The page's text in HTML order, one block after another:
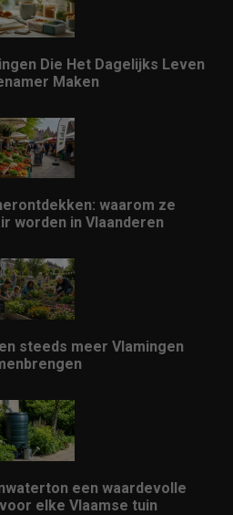
Die Het Dagelijks Leven
Maken
waarom ze
worden in Vlaanderen
steeds meer Vlamingen
een waardevolle
elke Vlaamse tuin